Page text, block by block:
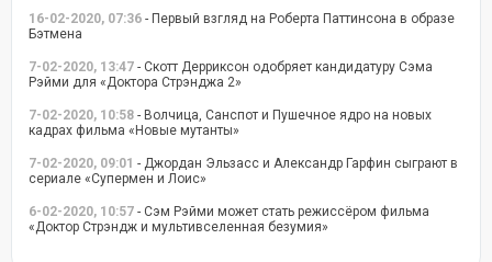
16-02-2020, 07:36 - Первый взгляд на Роберта Паттинсона в образе
Бэтмена
7-02-2020, 13:47 - Скотт Дерриксон одобряет кандидатуру Сэма
Рэйми для «Доктора Стрэнджа 2»
7-02-2020, 10:58 - Волчица, Санспот и Пушечное ядро на новых
кадрах фильма «Новые мутанты»
7-02-2020, 09:01 - Джордан Эльзасс и Александр Гарфин сыграют в
сериале «Супермен и Лоис»
6-02-2020, 10:57 - Сэм Рэйми может стать режиссёром фильма
«Доктор Стрэндж и мультивселенная безумия»